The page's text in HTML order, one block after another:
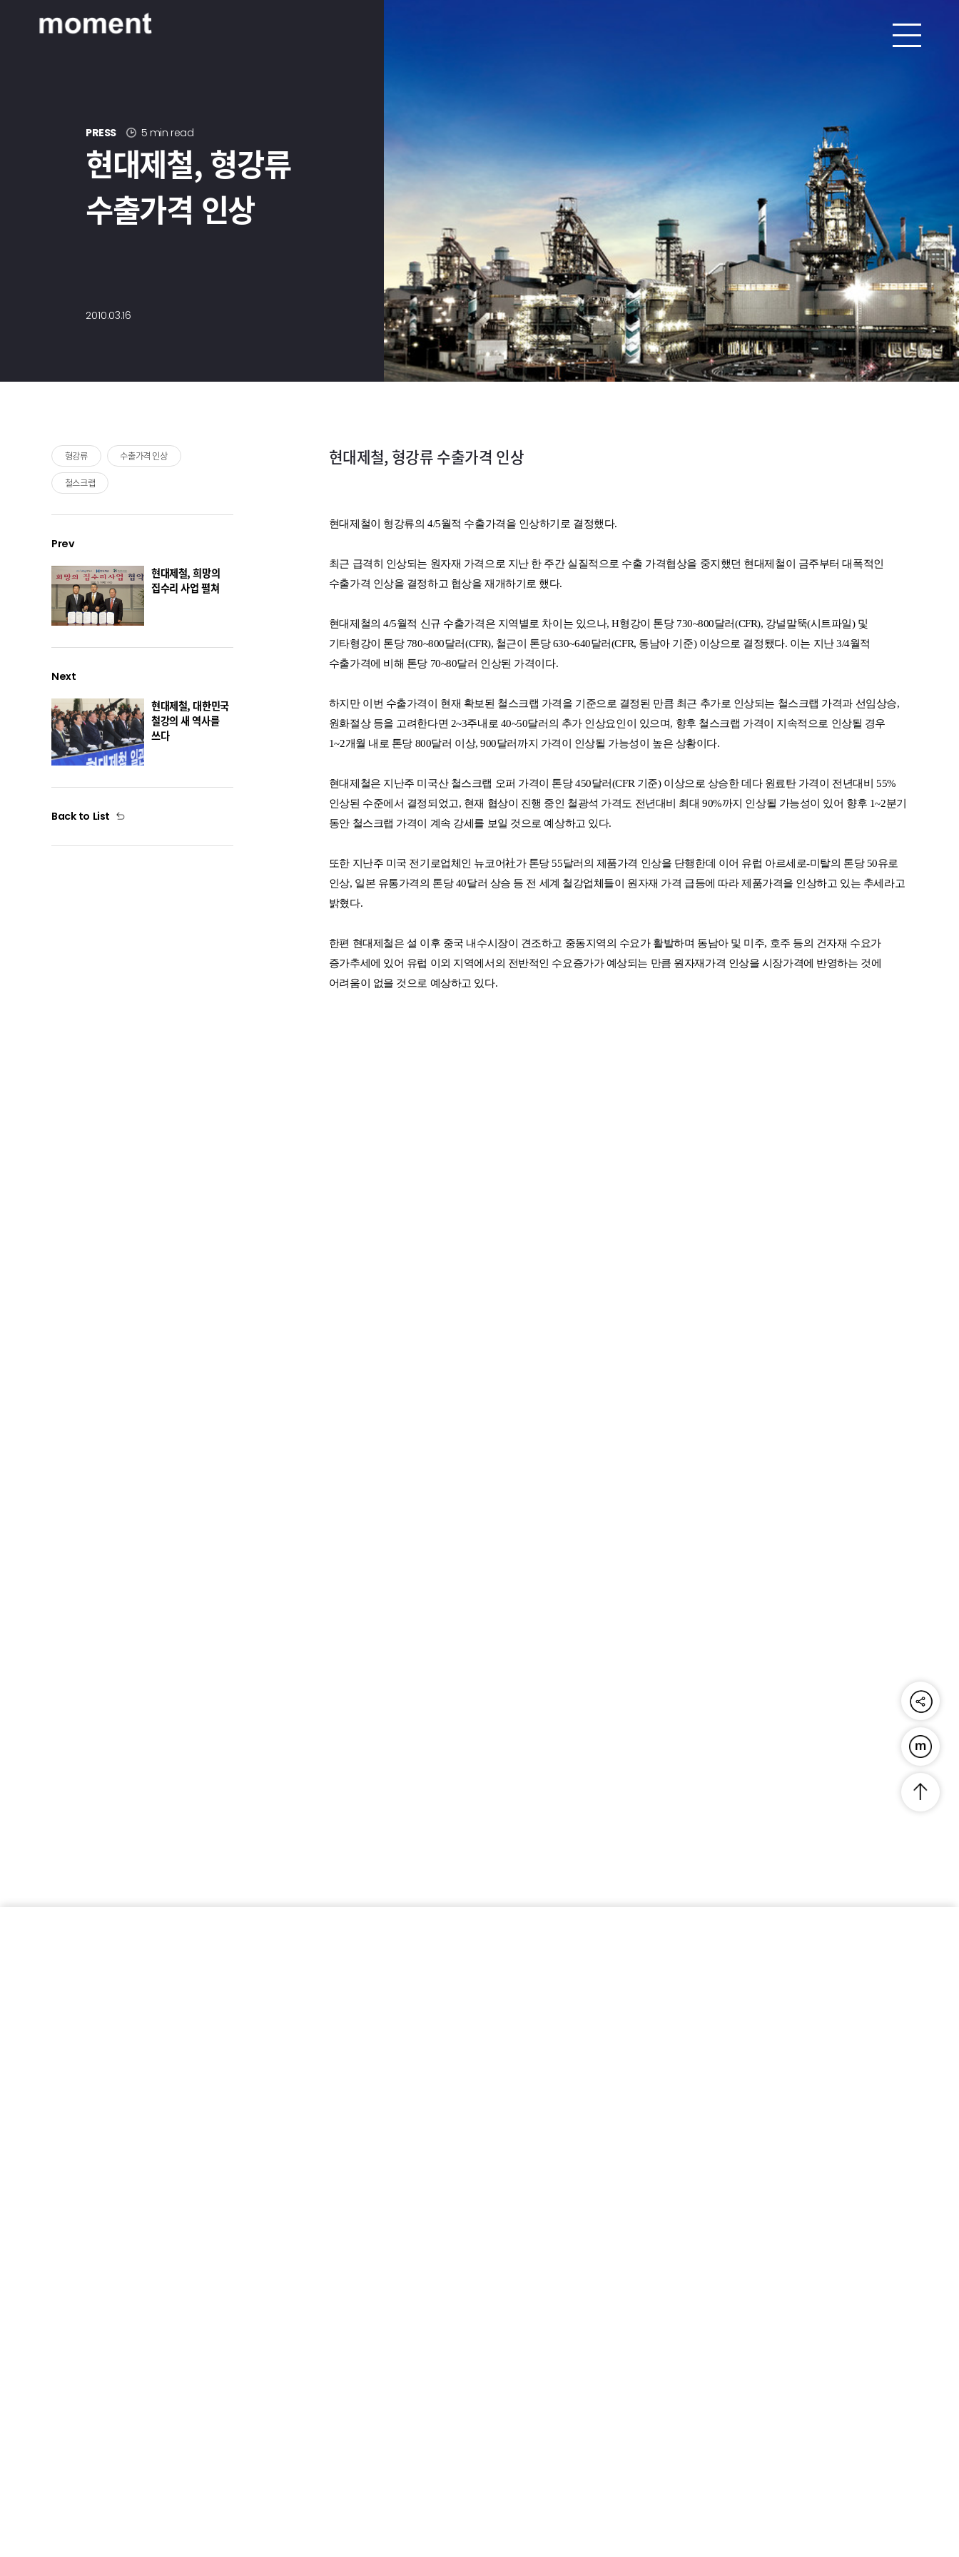
PRESS 5 min read
현대제철, 형강류
수출가격 인상
2010.03.16
형강류 수출가격 인상
철스크랩
Prev
현대제철, 희망의
집수리 사업 펼쳐
Next
현대제철, 대한민국
철강의 새 역사를
쓰다
Back to List
현대제철, 형강류 수출가격 인상
현대제철이 형강류의 4/5월적 수출가격을 인상하기로 결정했다.
최근 급격히 인상되는 원자재 가격으로 지난 한 주간 실질적으로 수출 가격협상을 중지했던 현대제철이 금주부터 대폭적인
수출가격 인상을 결정하고 협상을 재개하기로 했다.
현대제철의 4/5월적 신규 수출가격은 지역별로 차이는 있으나, H형강이 톤당 730~800달러(CFR), 강널말뚝(시트파일) 및
기타형강이 톤당 780~800달러(CFR), 철근이 톤당 630~640달러(CFR, 동남아 기준) 이상으로 결정됐다. 이는 지난 3/4월적
수출가격에 비해 톤당 70~80달러 인상된 가격이다.
하지만 이번 수출가격이 현재 확보된 철스크랩 가격을 기준으로 결정된 만큼 최근 추가로 인상되는 철스크랩 가격과 선임상승,
원화절상 등을 고려한다면 2~3주내로 40~50달러의 추가 인상요인이 있으며, 향후 철스크랩 가격이 지속적으로 인상될 경우
1~2개월 내로 톤당 800달러 이상, 900달러까지 가격이 인상될 가능성이 높은 상황이다.
현대제철은 지난주 미국산 철스크랩 오퍼 가격이 톤당 450달러(CFR 기준) 이상으로 상승한 데다 원료탄 가격이 전년대비 55%
인상된 수준에서 결정되었고, 현재 협상이 진행 중인 철광석 가격도 전년대비 최대 90%까지 인상될 가능성이 있어 향후 1~2분기
동안 철스크랩 가격이 계속 강세를 보일 것으로 예상하고 있다.
또한 지난주 미국 전기로업체인 뉴코어社가 톤당 55달러의 제품가격 인상을 단행한데 이어 유럽 아르세로-미탈의 톤당 50유로
인상, 일본 유통가격의 톤당 40달러 상승 등 전 세계 철강업체들이 원자재 가격 급등에 따라 제품가격을 인상하고 있는 추세라고
밝혔다.
한편 현대제철은 설 이후 중국 내수시장이 견조하고 중동지역의 수요가 활발하며 동남아 및 미주, 호주 등의 건자재 수요가
증가추세에 있어 유럽 이외 지역에서의 전반적인 수요증가가 예상되는 만큼 원자재가격 인상을 시장가격에 반영하는 것에
어려움이 없을 것으로 예상하고 있다.
공유하기
푸른연금
맨위로